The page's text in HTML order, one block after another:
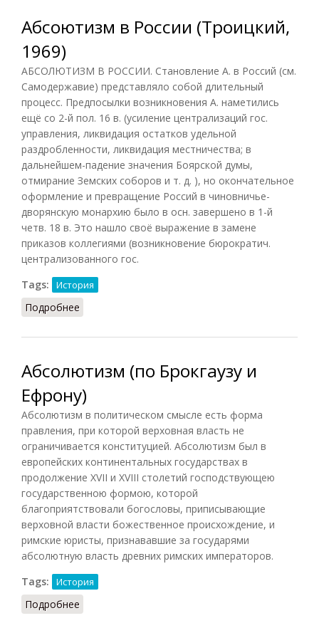
Абсоютизм в России (Троицкий,
1969)
АБСОЛЮТИЗМ В РОССИИ. Становление А. в Россий (см.
Самодержавие) представляло собой длительный
процесс. Предпосылки возникновения А. наметились
ещё со 2-й пол. 16 в. (усиление централизаций гос.
управления, ликвидация остатков удельной
раздробленности, ликвидация местничества; в
дальнейшем-падение значения Боярской думы,
отмирание Земских соборов и т. д. ), но окончательное
оформление и превращение Россий в чиновничье-
дворянскую монархию было в осн. завершено в 1-й
четв. 18 в. Это нашло своё выражение в замене
приказов коллегиями (возникновение бюрократич.
централизованного гос.
Tags:
История
Подробнее
Абсолютизм (по Брокгаузу и
Ефрону)
Абсолютизм в политическом смысле есть форма
правления, при которой верховная власть не
ограничивается конституцией. Абсолютизм был в
европейских континентальных государствах в
продолжение XVII и XVIII столетий господствующею
государственною формою, которой
благоприятствовали богословы, приписывающие
верховной власти божественное происхождение, и
римские юристы, признававшие за государями
абсолютную власть древних римских императоров.
Tags:
История
Подробнее